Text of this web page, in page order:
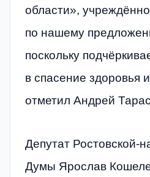
области»,
по нашему
поскольку
в спасение здоровья
отметил Андрей
Депутат Ростовской-
Думы Ярослав